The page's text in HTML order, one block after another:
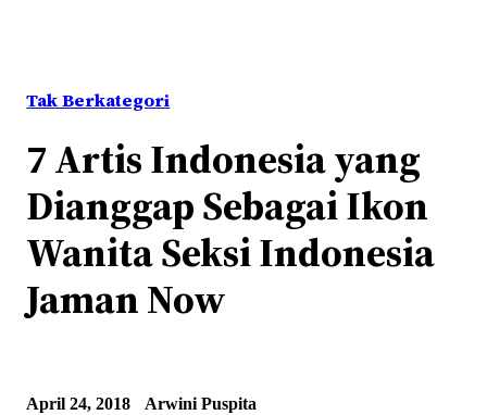
Tak Berkategori
7 Artis Indonesia yang
Dianggap Sebagai Ikon
Wanita Seksi Indonesia
Jaman Now
April 24, 2018 Arwini Puspita